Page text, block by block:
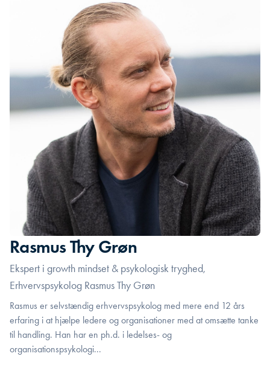
Rasmus Thy Grøn
Ekspert i growth mindset & psykologisk tryghed,
Erhvervspsykolog Rasmus Thy Grøn
Rasmus er selvstændig erhvervspsykolog med mere end 12 års
erfaring i at hjælpe ledere og organisationer med at omsætte tanke
til handling. Han har en ph.d. i ledelses- og
organisationspsykologi...